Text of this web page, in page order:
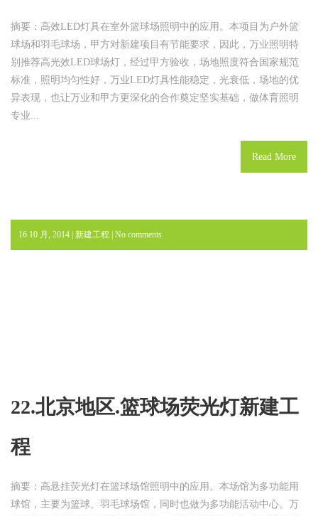
摘要：高效LED灯具在室外篮球场照明中的应用。本项目为户外篮
球场和羽毛球场，甲方对新建项目有节能要求，因此，万业照明特
别推荐高光效LED球场灯，经过甲方验收，场地照度符合国家规范
标准，照明均匀性好，万业LED灯具性能稳定，光衰低，场地的优
异表现，也让万业和甲方更深化的合作奠定坚实基础，做体育照明
专业...
Read More
16 10 月, 2014 | 新建工程 No comments
22.北京地区.篮球场荧光灯新建工
程
摘要：高悬挂荧光灯在篮球场馆照明中的应用。本场馆为多功能用
球馆，主要为篮球、羽毛球场馆，同时也做为多功能活动中心。万